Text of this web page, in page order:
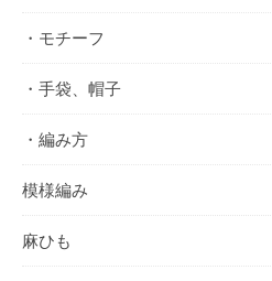
・モチーフ
・手袋、帽子
・編み方
模様編み
麻ひも